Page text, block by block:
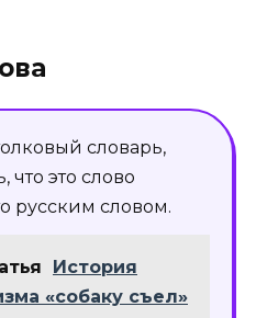
словарь,
что это слово
русским словом.
История
«собаку съел»